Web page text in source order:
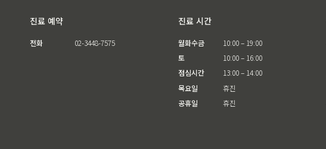
진료 예약
전화 02-3448-7575
진료 시간
월화수금
토
점심시간
목요일
공휴일
10:00 – 19:00
10:00 – 16:00
13:00 – 14:00
휴진
휴진